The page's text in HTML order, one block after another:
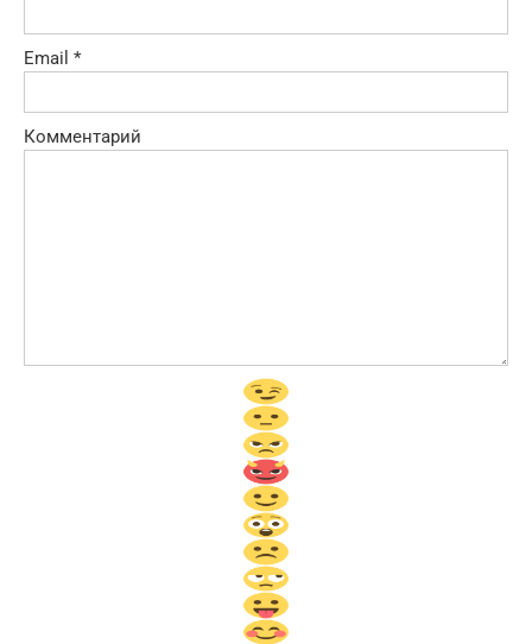
Email *
Комментарий